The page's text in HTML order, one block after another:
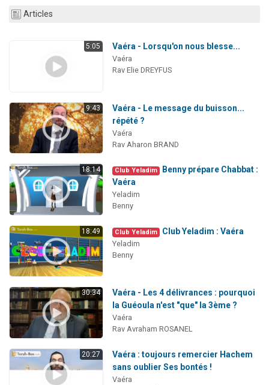
Articles
5:05 Vaéra - Lorsqu'on nous blesse...
Vaéra
Rav Elie DREYFUS
9:43
Vaéra - Le message du buisson...
répété ?
Vaéra
Rav Aharon BRAND
18:14 Club Yeladim
Benny prépare Chabbat :
Vaéra
Yeladim
Benny
18:49 Club Yeladim Club Yeladim : Vaéra
Yeladim
Benny
30:34
Vaéra - Les 4 délivrances : pourquoi
la Guéoula n'est "que" la 3ème ?
Vaéra
Rav Avraham ROSANEL
20:27
Vaéra : toujours remercier Hachem
sans oublier Ses bontés !
Vaéra